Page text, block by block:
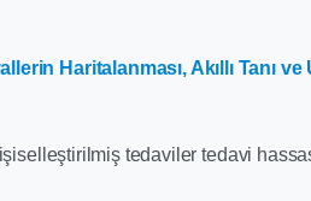
Haritalanması, Akıllı Tanı
tedaviler tedavi